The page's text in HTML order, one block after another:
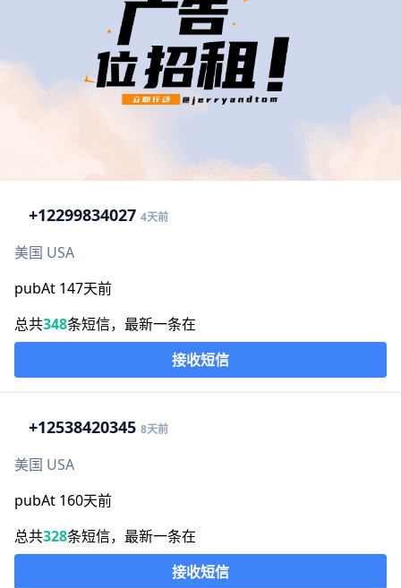
+12299834027 4天前
美国 USA
pubAt 147天前
总共348条短信，最新一条在
接收短信
+12538420345 8天前
美国 USA
pubAt 160天前
总共328条短信，最新一条在
接收短信